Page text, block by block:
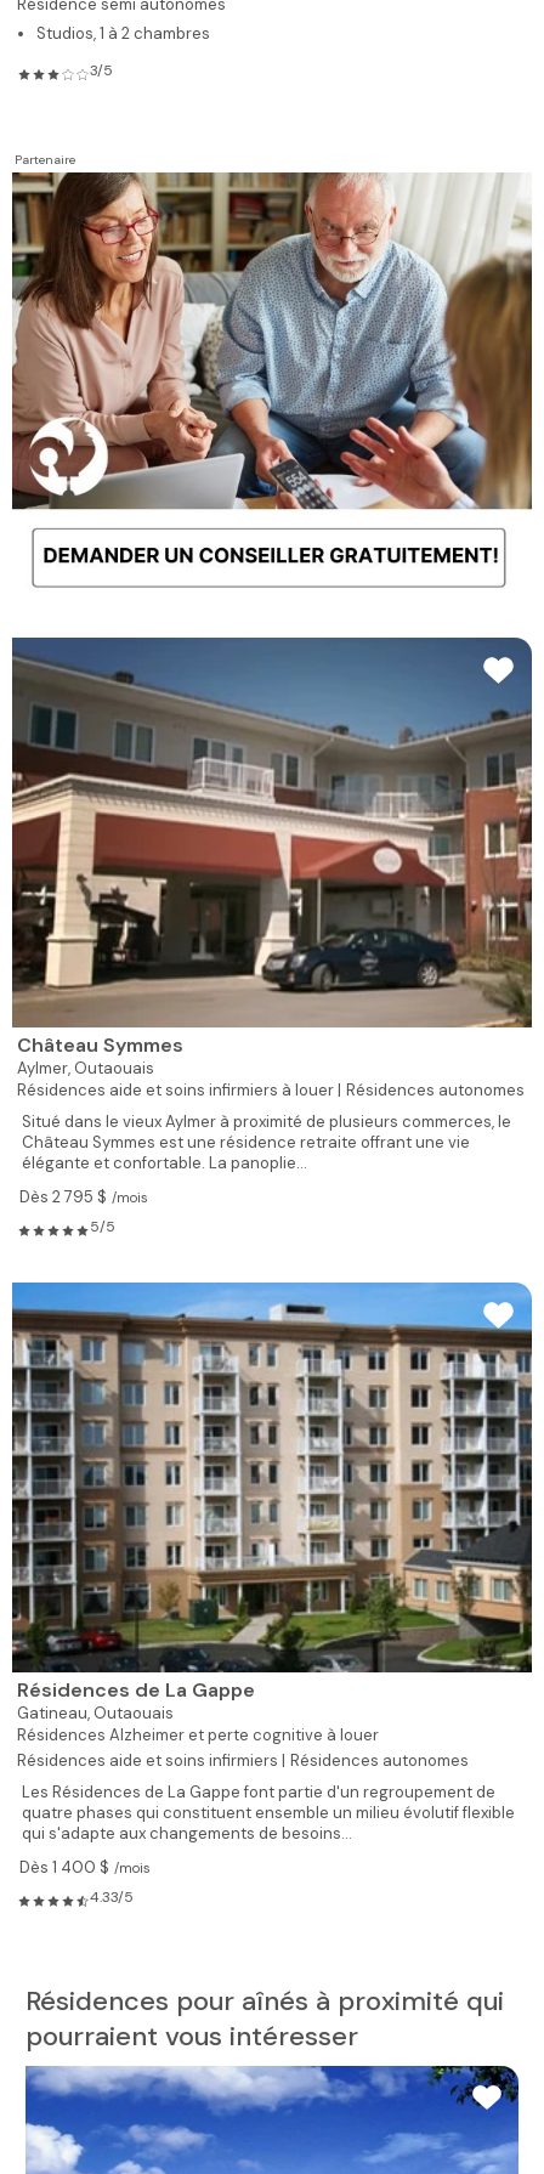
Résidence semi autonomes
Studios, 1 à 2 chambres
3/5
Partenaire
Château Symmes
Aylmer, Outaouais
Résidences aide et soins infirmiers à louer | Résidences autonomes
Situé dans le vieux Aylmer à proximité de plusieurs commerces, le
Château Symmes est une résidence retraite offrant une vie
élégante et confortable. La panoplie...
Dès 2 795 $ /mois
5/5
Résidences de La Gappe
Gatineau, Outaouais
Résidences Alzheimer et perte cognitive à louer
Résidences aide et soins infirmiers | Résidences autonomes
Les Résidences de La Gappe font partie d'un regroupement de
quatre phases qui constituent ensemble un milieu évolutif flexible
qui s'adapte aux changements de besoins...
Dès 1 400 $ /mois
4.33/5
Résidences pour aînés à proximité qui
pourraient vous intéresser